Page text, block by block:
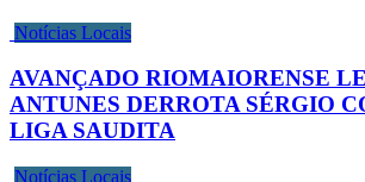
Notícias Locais
AVANÇADO RIOMAIORENSE
ANTUNES DERROTA SÉRGIO
LIGA SAUDITA
Notícias Locais